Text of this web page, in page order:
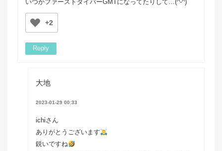
いつかファーストダイバーGMTになってたりして…(^-^)
+2
Reply
大地
2023-01-29 00:33
ichiさん
ありがとうございます
鋭いですね